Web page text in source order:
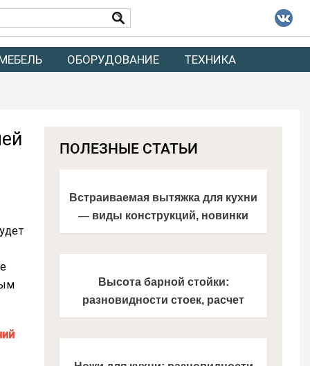
ОБОРУДОВАНИЕ ТЕХНИКА
ПОЛЕЗНЫЕ СТАТЬИ
Встраиваемая вытяжка для кухни
— виды конструкций, новинки
моделей, фото современных
Высота барной стойки:
разновидности стоек, расчет
габаритов, стандартные размеры,